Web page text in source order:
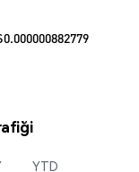
0.000000882779
YTD